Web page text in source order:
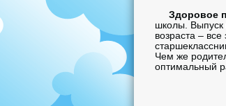
Здоровое
школы. Выпуск
возраста –
Чем же
оптимальный